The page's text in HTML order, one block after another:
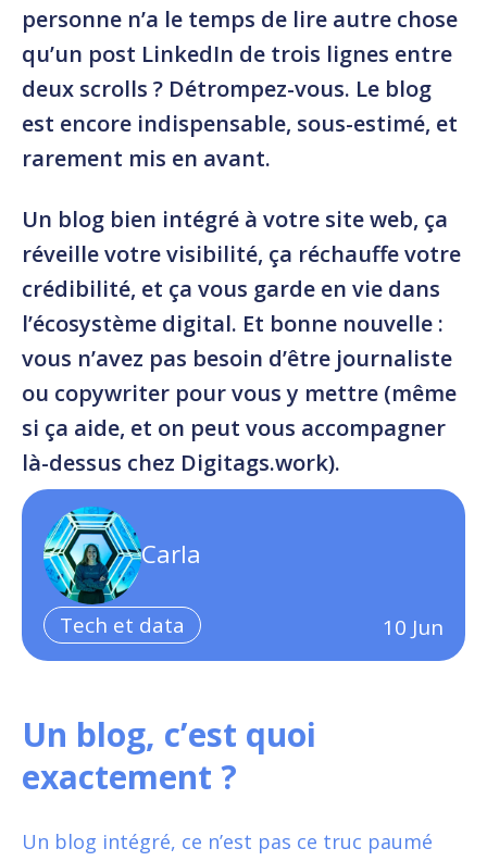
personne n’a le temps de lire autre chose
qu’un post LinkedIn de trois lignes entre
deux scrolls ? Détrompez-vous. Le blog
est encore indispensable, sous-estimé, et
rarement mis en avant.
Un blog bien intégré à votre site web, ça
réveille votre visibilité, ça réchauffe votre
crédibilité, et ça vous garde en vie dans
l’écosystème digital. Et bonne nouvelle :
vous n’avez pas besoin d’être journaliste
ou copywriter pour vous y mettre (même
si ça aide, et on peut vous accompagner
là-dessus chez Digitags.work).
Carla
10 Jun
Tech et data
Un blog, c’est quoi
exactement ?
Un blog intégré, ce n’est pas ce truc paumé